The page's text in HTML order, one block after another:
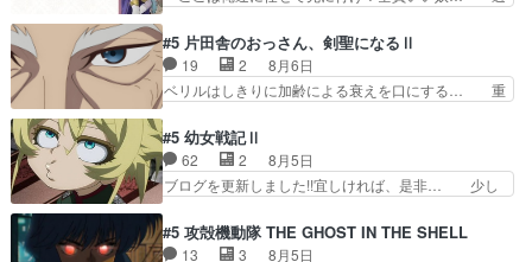
U-NEXTで視聴しました。視聴… ラブコメで天然
す隼人を見てなぜか不安に… 無理なダイエットは
禁物だけど、なかなか結… 「これからもお手入
れ、がんばりゅ」ありが…
鈴奈（@0suzuna0）が【マリー… 村ごと乗っ取
られてたら流石に気付かないか… 《漫画版少し読
んだことある》エリックとゴ… ロックは敵に容赦
無くブスっといくから気持… 勇者パーティー再結
構エグいことするよな… ねぇ猫耳ガール、敵の根
城に乗り込む事を同… 世もや替えが利くと復活P
とは？！もう来週…
#5 片田舎のおっさん、剣聖になるⅡ
19 2
8月6日
ベリルはしきりに加齢による衰えを口にする… 重
んじゃないですか。魔物の群を発見した… アマプ
ラにて視聴終わり！サーベルボア討伐… を言い訳
にしたくないものですねwボア狩り… 先生として
のベリルが好きだけど、今回みた… 4人だけでサ
ーベルボアが暴れてると聞い… ちょっと年齢の事
#5 幼女戦記Ⅱ
62 2
8月5日
ブログを更新しました!!宜しければ、是非… 少し
ゥーアの唯一の手駒が強すぎる笑あお… 私にとっ
て完全にご褒美回ゼー様の葉巻シー… やはりター
#5 攻殻機動隊 THE GHOST IN THE SHELL
13 3
8月5日